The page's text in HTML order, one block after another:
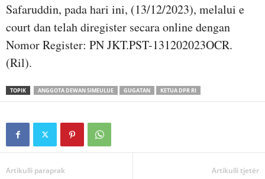
Safaruddin, pada hari ini, (13/12/2023), melalui e
court dan telah diregister secara online dengan
Nomor Register: PN JKT.PST-131202023OCR.
(Ril).
TOPIK ANGGOTA DEWAN SIMEULUE GUGATAN KETUA DPR RI
Artikulli paraprak Artikulli tjetër